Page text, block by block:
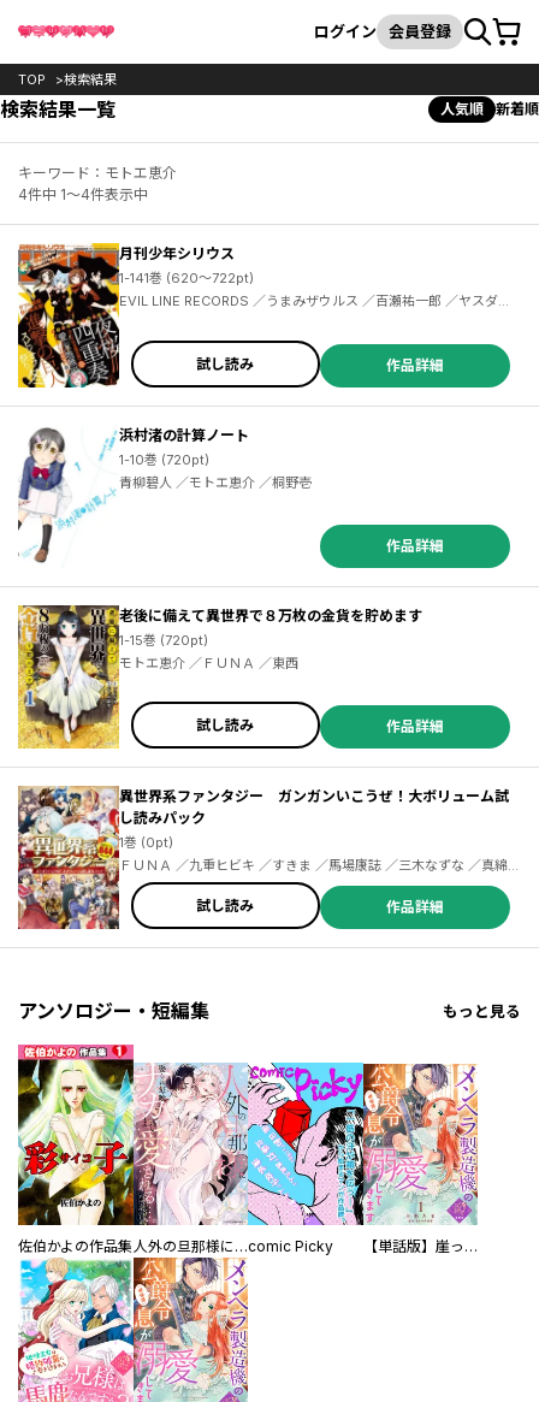
検索
ログイン 会員登録カート
TOP 検索結果
検索結果一覧 人気順 新着順
キーワード：モトエ恵介
4件中 1～4件表示中
月刊少年シリウス
1-141巻 (620～722pt)
EVIL LINE RECORDS ／うまみザウルス ／百瀬祐一郎 ／ヤスダスズヒト ／伏瀬 ／茶々 ／杉本萌 ／清水茜 ／弐瓶勉 ／光永康則 ／沙村広明 ／土田陸 ／割田コマ ／蟹江鉄史 ／馬場康誌 ／加茂セイ ／刀坂アキラ ／遠山えま ／カトウコトノ ／柿原優子 ／ヤス ／川上泰樹 ／高田裕三 ／横田卓馬 ／イダタツヒコ ／士貴智志 ／虎走かける ／タツオ ／柴 ／神楽坂淳 ／雷蔵 ／荒木光 ／香月日輪 ／深山和香 ／戸野タエ ／リカチ ／MAGES. ／Chiyo St.Inc ／園心ふつう ／梅原英司
／小野大輔 ／近藤孝行 ／松葉サトル ／Ｓｏｕｎｄ Ｈｏｒｉｚｏｎ ／ゆづか正成 ／ＯＮＥ ／ｂｏｓｅ ／山田ヒツジ ／武本糸会 ／冬葉つがる ／友麻碧 ／泉乃せん ／Ｌａｒｕｈａ ／柚子れもん ／かじか航 ／春の日びより ／緒崎カホ ／山いも三太郎 ／やしろ学 ／ＡＴＬＵＳ ／梶島正樹 ／仲里はるな ／日下一郎 ／小雨大豆 ／武井１０日 ／凪庵 ／ＣＵＴＥＧ ／青柳碧人 ／モトエ恵介 ／吉富昭仁 ／上橋菜穂子 ／杉井光 ／ＹＵＩ ／ぽんかん８ ／尾玉なみえ ／ジコウリュウ ／福田泰宏 ／SNK ／明地雫 ／田中ほさな ／関根光太郎
試し読み 作品詳細
浜村渚の計算ノート
1-10巻 (720pt)
青柳碧人 ／モトエ恵介 ／桐野壱
作品詳細
老後に備えて異世界で８万枚の金貨を貯めます
1-15巻 (720pt)
モトエ恵介 ／ＦＵＮＡ ／東西
試し読み 作品詳細
異世界系ファンタジー ガンガンいこうぜ！大ボリューム試
し読みパック
1巻 (0pt)
ＦＵＮＡ ／九重ヒビキ ／すきま ／馬場康誌 ／三木なずな ／真綿
／すばち ／柑橘ゆすら ／笠原巴 ／蔓木鋼音 ／むらさきゆきや ／福
田直叶 ／鶴崎貴大 ／マツモトケンゴ ／あまうい白一 ／こねこねこ
／卵の黄身 ／ブロッコリーライオン ／秋風緋色 ／ｓｉｍｅ ／伏瀬
試し読み 作品詳細
アンソロジー・短編集 もっと見る
佐伯かよの作品集 人外の旦那様に娶られ毎晩ナカまで愛される…。アンソロジーcomic Picky 【単話版】崖っぷち令嬢ですが、意地と策略で幸せになります！シリーズ